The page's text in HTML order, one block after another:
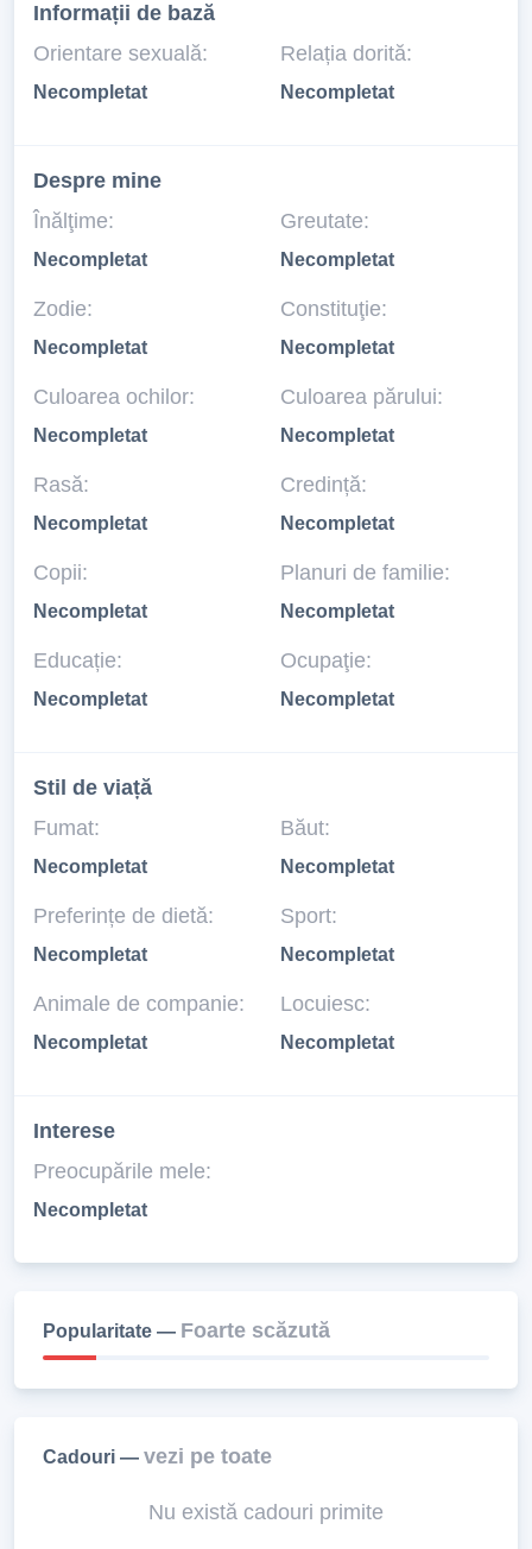
Informații de bază
Orientare sexuală:
Necompletat
Relația dorită:
Necompletat
Despre mine
Înălţime:
Necompletat
Greutate:
Necompletat
Zodie:
Necompletat
Constituţie:
Necompletat
Culoarea ochilor:
Necompletat
Culoarea părului:
Necompletat
Rasă:
Necompletat
Credință:
Necompletat
Copii:
Necompletat
Planuri de familie:
Necompletat
Educație:
Necompletat
Ocupaţie:
Necompletat
Stil de viață
Fumat:
Necompletat
Băut:
Necompletat
Preferințe de dietă:
Necompletat
Sport:
Necompletat
Animale de companie:
Necompletat
Locuiesc:
Necompletat
Interese
Preocupările mele:
Necompletat
Popularitate — Foarte scăzută
Cadouri — vezi pe toate
Nu există cadouri primite